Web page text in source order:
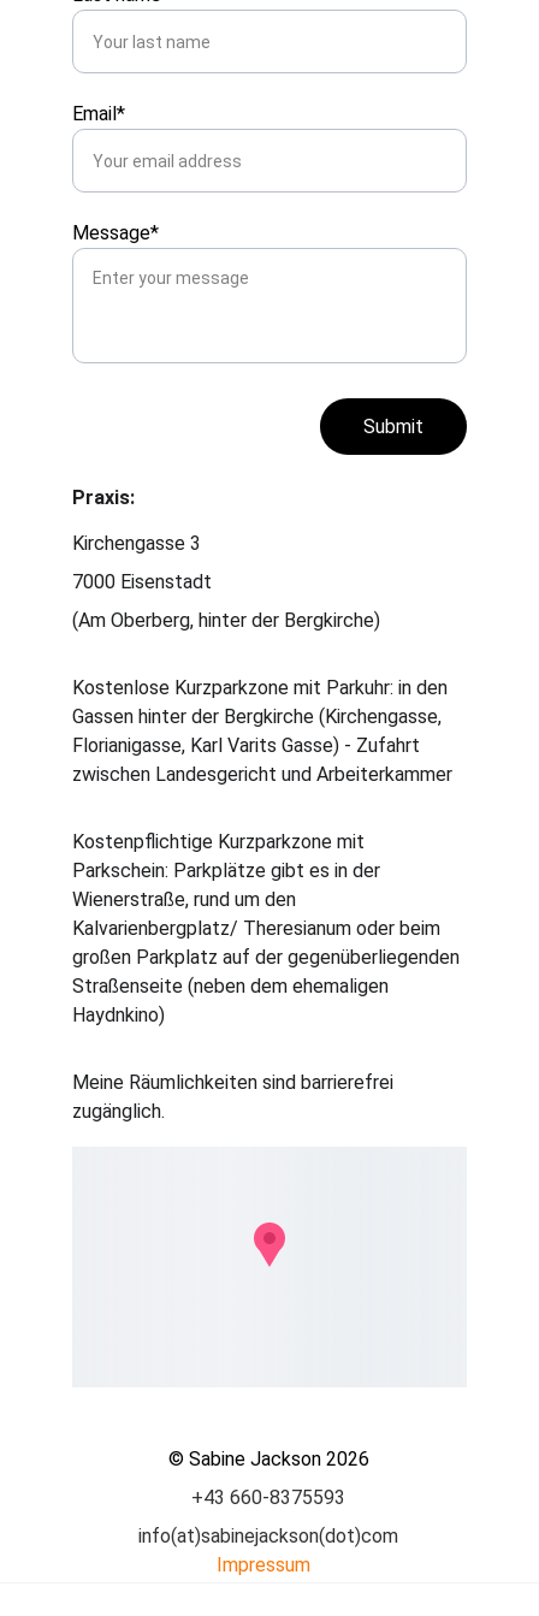
Email*
Message*
Submit
Praxis:
Kirchengasse 3
7000 Eisenstadt
(Am Oberberg, hinter der Bergkirche)
Kostenlose Kurzparkzone mit Parkuhr: in den
Gassen hinter der Bergkirche (Kirchengasse,
Florianigasse, Karl Varits Gasse) - Zufahrt
zwischen Landesgericht und Arbeiterkammer
Kostenpflichtige Kurzparkzone mit
Parkschein: Parkplätze gibt es in der
Wienerstraße, rund um den
Kalvarienbergplatz/ Theresianum oder beim
großen Parkplatz auf der gegenüberliegenden
Straßenseite (neben dem ehemaligen
Haydnkino)
Meine Räumlichkeiten sind barrierefrei
zugänglich.
© Sabine Jackson 2026
+43 660-8375593
info(at)sabinejackson(dot)com
Impressum